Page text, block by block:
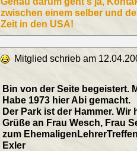
zwischen einem selber und
Zeit in den USA!
Mitglied schrieb am
Bin von der Seite begeistert.
Habe 1973 hier Abi gemacht.
Der Park ist der Hammer. Wir
Grüße an Frau Wesch, Frau
zum
Exler